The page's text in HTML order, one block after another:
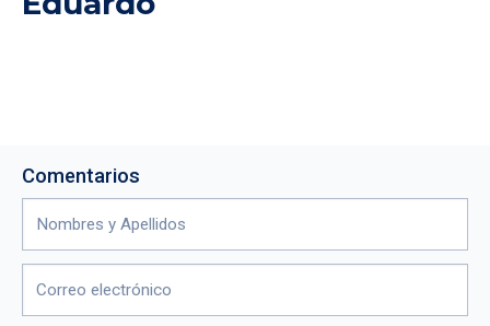
Comentarios